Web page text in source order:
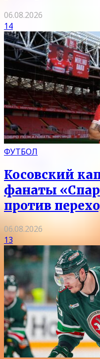
06.08.2026
14
ФУТБОЛ
Косовский
фанаты
против
06.08.2026
13